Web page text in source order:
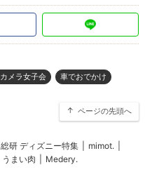
メラ女子会 車でおでかけ
ページの先頭へ
研 ディズニー特集 mimot.
うまい肉 Medery.